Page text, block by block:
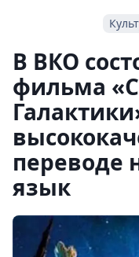
В ВКО
фильма
переводе
язык